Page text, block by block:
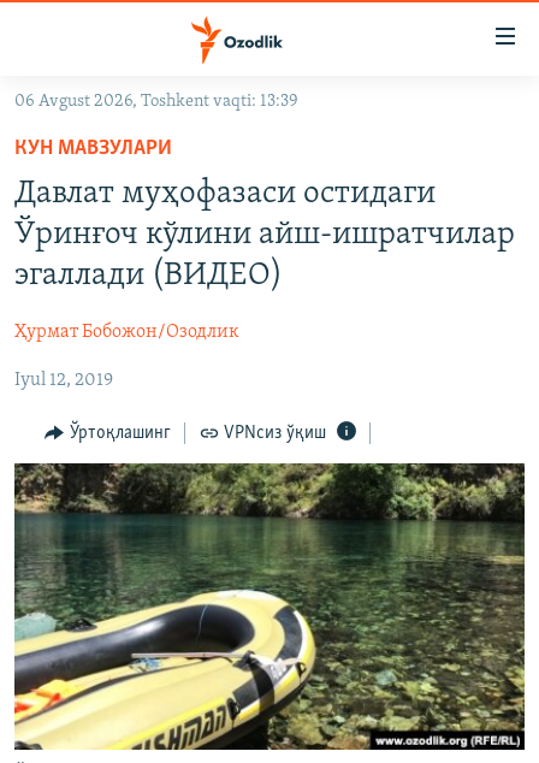
Асосий
навигацияга
ўтинг
Қидиришга
ўтинг
OZODARXIV
На русском
ИЖТИМОИЙ ТАРМОҚЛАР
Озодлик бошқа тилларда
06 Avgust 2026, Toshkent vaqti: 13:39
КУН МАВЗУЛАРИ
Давлат муҳофазаси остидаги
Ўринғоч кўлини айш-ишратчилар
эгаллади (ВИДЕО)
Ҳурмат Бобожон/Озодлик
Iyul 12, 2019
Ўртоқлашинг VPNсиз ўқиш